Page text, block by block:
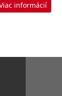
informácií